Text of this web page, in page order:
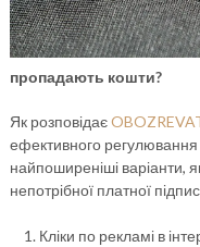
пропадають кошти?
Як розповідає
ефективного регулювання
найпоширеніші варіанти,
непотрібної платної
Кліки по рекламі в